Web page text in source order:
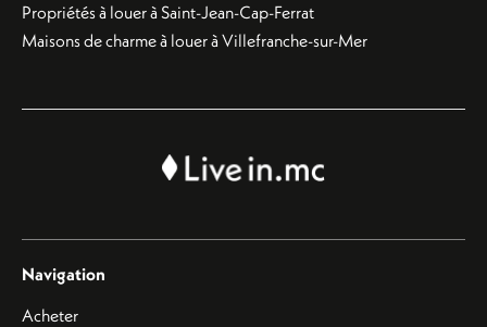
Propriétés à louer à Saint-Jean-Cap-Ferrat
Maisons de charme à louer à Villefranche-sur-Mer
Navigation
Acheter